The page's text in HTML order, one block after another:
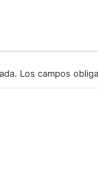
r
i
Los campos